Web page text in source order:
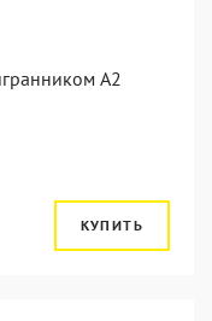
А2
КУПИТЬ